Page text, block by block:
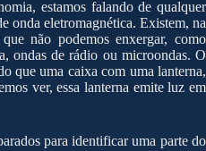
estamos falando de qualquer
onda eletromagnética. Existem, na
não podemos enxergar, como
ondas de rádio ou microondas. O
que uma caixa com uma lanterna,
ver, essa lanterna emite luz em
para identificar uma parte do